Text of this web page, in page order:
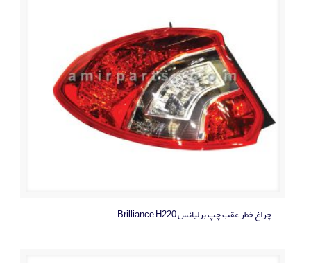
چراغ خطر عقب چپ برلیانس Brilliance H220